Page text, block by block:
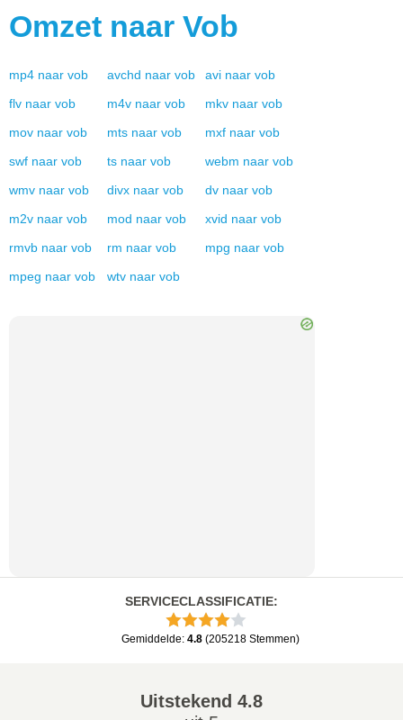
Omzet naar Vob
mp4 naar vob avchd naar vob avi naar vob
flv naar vob m4v naar vob mkv naar vob
mov naar vob mts naar vob mxf naar vob
swf naar vob ts naar vob webm naar vob
wmv naar vob divx naar vob dv naar vob
m2v naar vob mod naar vob xvid naar vob
rmvb naar vob rm naar vob mpg naar vob
mpeg naar vob wtv naar vob
SERVICECLASSIFICATIE:
Gemiddelde: 4.8 (205218 Stemmen)
Uitstekend 4.8